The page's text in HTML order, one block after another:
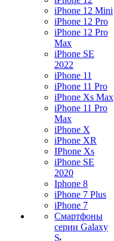
iPhone 12 Mini
iPhone 12 Pro
iPhone 12 Pro
Max
iPhone SE
2022
iPhone 11
iPhone 11 Pro
iPhone Xs Max
iPhone 11 Pro
Max
iPhone X
iPhone XR
IPhone Xs
iPhone SE
2020
Iphone 8
iPhone 7 Plus
iPhone 7
Смартфоны
серии Galaxy
S